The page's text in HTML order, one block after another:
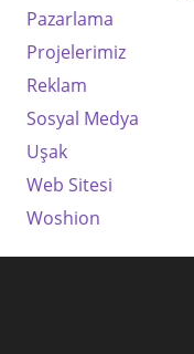
Pazarlama
Projelerimiz
Reklam
Sosyal Medya
Uşak
Web Sitesi
Woshion